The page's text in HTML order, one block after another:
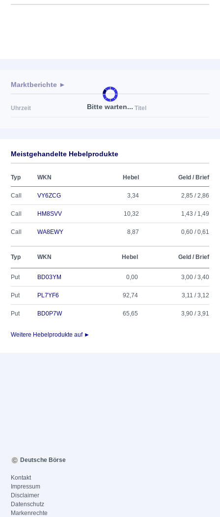
Bitte warten...
Marktberichte ►
Uhrzeit Titel
Meistgehandelte Hebelprodukte
Typ WKN Hebel Geld / Brief
Call VY6ZCG 3,34 2,85 / 2,86
Call HM8SVV 10,32 1,43 / 1,49
Call WA8EWY 8,87 0,60 / 0,61
Typ WKN Hebel Geld / Brief
Put BD03YM 0,00 3,00 / 3,40
Put PL7YF6 92,74 3,11 / 3,12
Put BD0P7W 65,65 3,90 / 3,91
Weitere Hebelprodukte auf ►
Deutsche Börse
Kontakt
Impressum
Disclaimer
Datenschutz
Markenrechte